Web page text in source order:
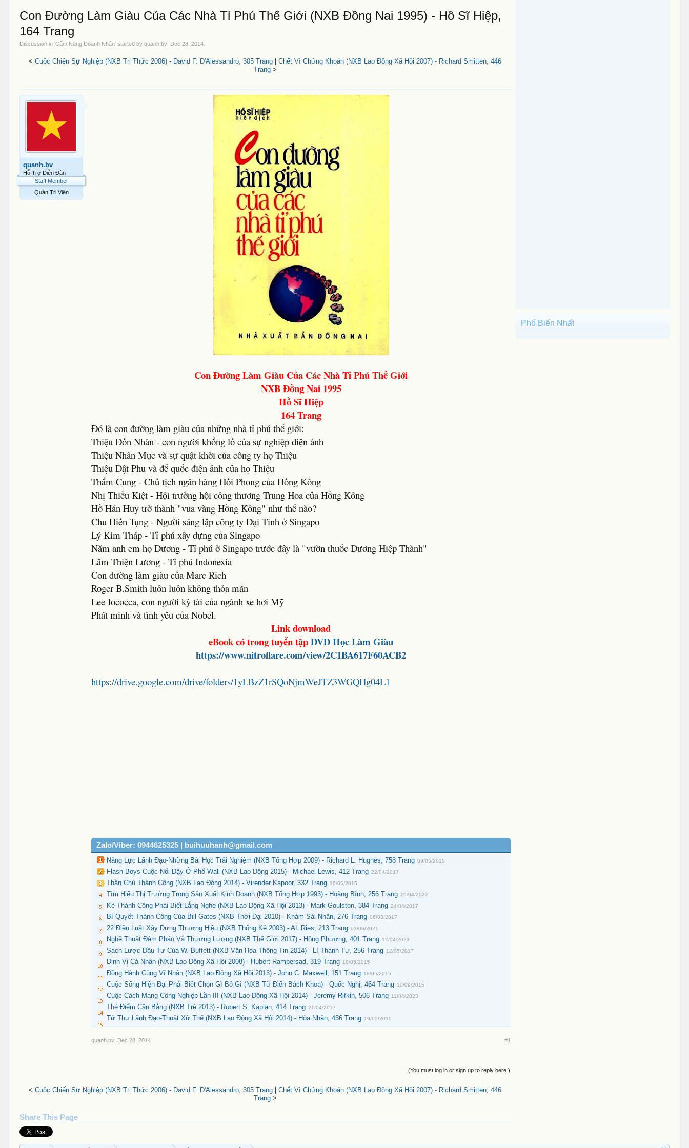
Con Đường Làm Giàu Của Các Nhà Tỉ Phú Thế Giới (NXB Đồng Nai 1995) - Hồ Sĩ Hiệp,
164 Trang
Discussion in 'Cẩm Nang Doanh Nhân' started byquanh.bv Dec 28, 2014
< Cuộc Chiến Sự Nghiệp (NXB Tri Thức 2006) - David F. D'Alessandro, 305 Trang
Chết Vì Chứng Khoán (NXB Lao Động Xã Hội 2007) - Richard Smitten, 446
Trang>
quanh.bv
Hỗ Trợ Diễn Đàn
Staff Member
Quản Trị Viên
Con Đường Làm Giàu Của Các Nhà Tỉ Phú Thế Giới
NXB Đồng Nai 1995
Hồ Sĩ Hiệp
164 Trang
Đó là con đường làm giàu của những nhà tỉ phú thế giới:
Thiệu Đốn Nhân - con người khổng lồ của sự nghiệp điện ảnh
Thiệu Nhân Mục và sự quật khởi của công ty họ Thiệu
Thiệu Dật Phu và đế quốc điện ảnh của họ Thiệu
Thẩm Cung - Chủ tịch ngân hàng Hối Phong của Hồng Kông
Nhị Thiếu Kiệt - Hội trưởng hội công thương Trung Hoa của Hồng Kông
Hồ Hán Huy trở thành "vua vàng Hồng Kông" như thế nào?
Chu Hiền Tụng - Người sáng lập công ty Đại Tinh ở Singapo
Lý Kim Tháp - Tỉ phú xây dựng của Singapo
Năm anh em họ Dương - Tỉ phú ở Singapo trước đây là "vườn thuốc Dương Hiệp Thành"
Lâm Thiện Lương - Tỉ phú Indonexia
Con đường làm giàu của Marc Rich
Roger B.Smith luôn luôn không thỏa mãn
Lee Iococca, con người kỳ tài của ngành xe hơi Mỹ
Phát minh và tình yêu của Nobel.
Link download
eBook có trong tuyển tậpDVDHọc Làm Giàu
https://www.nitroflare.com/view/2C1BA617F60ACB2
https://drive.google.com/drive/folders/1yLBzZ1rSQoNjmWeJTZ3WGQHg04L1
Zalo/Viber: 0944625325 | buihuuhanh@gmail.com
Năng Lực Lãnh Đạo-Những Bài Học Trải Nghiệm (NXB Tổng Hợp 2009) - Richard L. Hughes, 758 Trang 09/05/2015
Flash Boys-Cuộc Nổi Dậy Ở Phố Wall (NXB Lao Động 2015) - Michael Lewis, 412 Trang 22/04/2017
Thần Chú Thành Công (NXB Lao Động 2014) - Virender Kapoor, 332 Trang 19/05/2015
Tìm Hiểu Thị Trường Trong Sản Xuất Kinh Doanh (NXB Tổng Hợp 1993) - Hoàng Bình, 256 Trang 29/04/2022
Kẻ Thành Công Phải Biết Lắng Nghe (NXB Lao Động Xã Hội 2013) - Mark Goulston, 384 Trang 24/04/2017
Bí Quyết Thành Công Của Bill Gates (NXB Thời Đại 2010) - Khảm Sài Nhân, 276 Trang 06/03/2017
22 Điều Luật Xây Dựng Thương Hiệu (NXB Thống Kê 2003) - AL Ries, 213 Trang 03/06/2021
Nghệ Thuật Đàm Phán Và Thương Lượng (NXB Thế Giới 2017) - Hồng Phương, 401 Trang 12/04/2023
Sách Lược Đầu Tư Của W. Buffett (NXB Văn Hóa Thông Tin 2014) - Lí Thành Tư, 256 Trang 12/05/2017
Định Vị Cá Nhân (NXB Lao Động Xã Hội 2008) - Hubert Rampersad, 319 Trang 18/05/2015
Đồng Hành Cùng Vĩ Nhân (NXB Lao Động Xã Hội 2013) - John C. Maxwell, 151 Trang 18/05/2015
Cuộc Sống Hiện Đại Phải Biết Chọn Gì Bỏ Gì (NXB Từ Điển Bách Khoa) - Quốc Nghị, 464 Trang 10/09/2015
Cuộc Cách Mạng Công Nghiệp Lần III (NXB Lao Động Xã Hội 2014) - Jeremy Rifkin, 506 Trang 11/04/2023
Thẻ Điểm Cân Bằng (NXB Trẻ 2013) - Robert S. Kaplan, 414 Trang 21/04/2017
Tứ Thư Lãnh Đạo-Thuật Xử Thế (NXB Lao Động Xã Hội 2014) - Hòa Nhân, 436 Trang 19/05/2015
quanh.bv Dec 28, 2014 #1
(You must log in or sign up to reply here.)
< Cuộc Chiến Sự Nghiệp (NXB Tri Thức 2006) - David F. D'Alessandro, 305 Trang
Chết Vì Chứng Khoán (NXB Lao Động Xã Hội 2007) - Richard Smitten, 446
Trang>
Share This Page
Phổ Biến Nhất